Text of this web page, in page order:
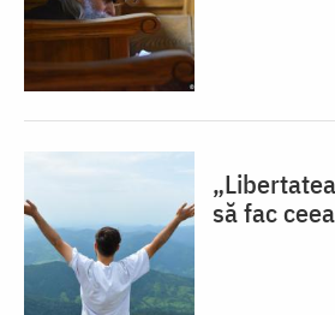
să fac